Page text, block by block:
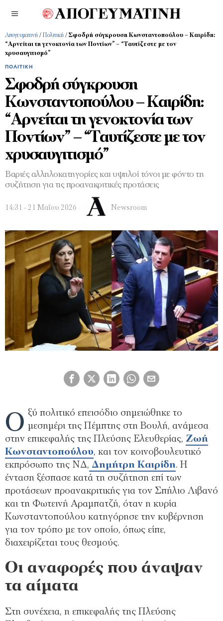
Απογευματινή / Πολιτική / Σφοδρή σύγκρουση Κωνσταντοπούλου – Καιρίδη:
“Αρνείται τη γενοκτονία των Ποντίων” – “Ταυτίζεστε με τον
χρυσαυγιτισμό”
ΠΟΛΙΤΙΚΉ
Σφοδρή σύγκρουση
Κωνσταντοπούλου – Καιρίδη:
“Αρνείται τη γενοκτονία των
Ποντίων” – “Ταυτίζεστε με τον
χρυσαυγιτισμό”
Βαριές αλληλοκατηγορίες και υψηλοί τόνοι με φόντο τη
συζήτηση για τις προανακριτικές προτάσεις
14:31 - 21 Μαΐου 2026 Newsroom
Ο ξύ πολιτικό επεισόδιο σημειώθηκε το
μεσημέρι της Πέμπτης στη Βουλή, ανάμεσα
στην επικεφαλής της Πλεύσης Ελευθερίας, Ζωή
Κωνσταντοπούλου, και τον κοινοβουλευτικό
εκπρόσωπο της ΝΔ, Δημήτρη Καιρίδη. Η
ένταση ξέσπασε κατά τη συζήτηση επί των
προτάσεων προανακριτικής για τον Σπήλιο Λιβανό
και τη Φωτεινή Αραμπατζή, όταν η κυρία
Κωνσταντοπούλου κατηγόρησε την κυβέρνηση
για τον τρόπο με τον οποίο, όπως είπε,
διαχειρίζεται τους θεσμούς.
Οι αναφορές που άναψαν
τα αίματα
Στη συνέχεια, η επικεφαλής της Πλεύσης